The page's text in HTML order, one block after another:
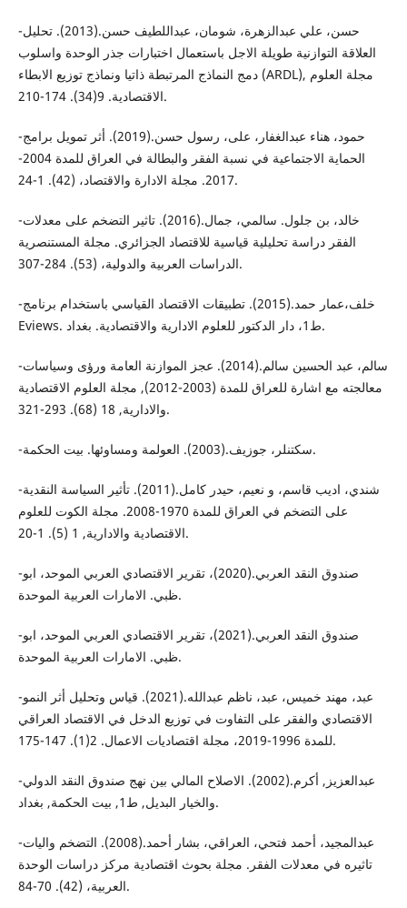
-حسن، علي عبدالزهرة، شومان، عبداللطيف حسن.(2013). تحليل
العلاقة التوازنية طويلة الاجل باستعمال اختبارات جذر الوحدة واسلوب
دمج النماذج المرتبطة ذاتيا ونماذج توزيع الابطاء (ARDL), مجلة العلوم
الاقتصادية. 9(34). 174-210.
-حمود، هناء عبدالغفار، على، رسول حسن.(2019). أثر تمويل برامج
الحماية الاجتماعية في نسبة الفقر والبطالة في العراق للمدة 2004-
2017. مجلة الادارة والاقتصاد، (42). 1-24.
-خالد، بن جلول. سالمي، جمال.(2016). تاثير التضخم على معدلات
الفقر دراسة تحليلية قياسية للاقتصاد الجزائري. مجلة المستنصرية
الدراسات العربية والدولية، (53). 284-307.
-خلف،عمار حمد.(2015). تطبيقات الاقتصاد القياسي باستخدام برنامج
Eviews. ط1، دار الدكتور للعلوم الادارية والاقتصادية. بغداد.
-سالم، عبد الحسين سالم.(2014). عجز الموازنة العامة ورؤى وسياسات
معالجته مع اشارة للعراق للمدة (2003-2012), مجلة العلوم الاقتصادية
والادارية, 18 (68). 293-321.
-سكتنلر، جوزيف.(2003). العولمة ومساوئها. بيت الحكمة.
-شندي، اديب قاسم، و نعيم، حيدر كامل.(2011). تأثير السياسة النقدية
على التضخم في العراق للمدة 1970-2008. مجلة الكوت للعلوم
الاقتصادية والادارية, 1 (5). 1-20.
-صندوق النقد العربي.(2020)، تقرير الاقتصادي العربي الموحد، ابو
ظبي. الامارات العربية الموحدة.
-صندوق النقد العربي.(2021)، تقرير الاقتصادي العربي الموحد، ابو
ظبي. الامارات العربية الموحدة.
-عبد، مهند خميس، عبد، ناظم عبدالله.(2021). قياس وتحليل أثر النمو
الاقتصادي والفقر على التفاوت في توزيع الدخل في الاقتصاد العراقي
للمدة 1996-2019، مجلة اقتصاديات الاعمال. 2(1). 147-175.
-عبدالعزيز, أكرم.(2002). الاصلاح المالي بين نهج صندوق النقد الدولي
والخيار البديل, ط1, بيت الحكمة, بغداد.
-عبدالمجيد، أحمد فتحي، العراقي، بشار أحمد.(2008). التضخم واليات
تاثيره في معدلات الفقر. مجلة بحوث اقتصادية مركز دراسات الوحدة
العربية، (42). 70-84.